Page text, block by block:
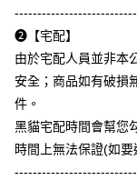
是否繳費成功／繳費後
客戶支援中心」https://
【注意事項】
１．透過由恩沛科技股
易，需依本服務之必要
２．關於個人資料處理
https://aftee.tw/terms/
每筆NT$110
➋【宅配】
由於宅配人員並非本
安全；商品如有破損
件。
黑貓宅配時間會幫您
時間上無法保證(如